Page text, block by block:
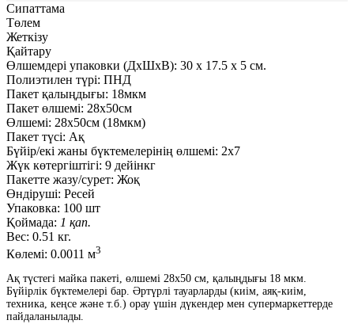
Сипаттама
Төлем
Жеткізу
Қайтару
Өлшемдері упаковки (ДxШxВ): 30 x 17.5 x 5 см.
Полиэтилен түрі: ПНД
Пакет қалыңдығы: 18мкм
Пакет өлшемі: 28x50см
Өлшемі: 28x50см (18мкм)
Пакет түсі: Ақ
Бүйір/екі жаны бүктемелерінің өлшемі: 2х7
Жүк көтергіштігі: 9 дейінкг
Пакетте жазу/сурет: Жоқ
Өндіруші: Ресей
Упаковка: 100 шт
Қоймада: 1 қап.
Вес: 0.51 кг.
Көлемі: 0.0011 м3
Ақ түстегі майка пакеті, өлшемі 28x50 см, қалыңдығы 18 мкм.
Бүйірлік бүктемелері бар. Әртүрлі тауарларды (киім, аяқ-киім,
техника, кеңсе және т.б.) орау үшін дүкендер мен супермаркеттерде
пайдаланылады.